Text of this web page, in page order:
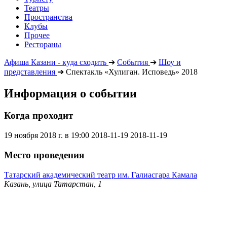
Театры
Пространства
Клубы
Прочее
Рестораны
Афиша Казани - куда сходить ➔ События ➔ Шоу и
представления ➔ Спектакль «Хулиган. Исповедь» 2018
Информация о событии
Когда проходит
19 ноября 2018 г. в 19:00 2018-11-19 2018-11-19
Место проведения
Татарский академический театр им. Галиасгара Камала
Казань, улица Татарстан, 1